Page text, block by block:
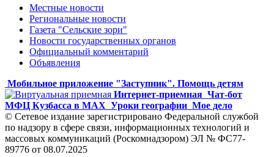
Местные новости
Региональные новости
Газета "Сельские зори"
Новости государственных органов
Официальный комментарий
Объявления
Мобильное приложение "Заступник". Помощь детям
Интернет-приемная Чат-бот
МФЦ Кузбасса в MAX Уроки географии Мое дело
© Сетевое издание зарегистрировано Федеральной службой
по надзору в сфере связи, информационных технологий и
массовых коммуникаций (Роскомнадзором) ЭЛ № ФС77-
89776 от 08.07.2025